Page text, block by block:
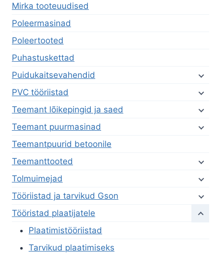
Mirka tooteuudised
Poleermasinad
Poleertooted
Puhastuskettad
Puidukaitsevahendid
PVC tööriistad
Teemant lõikepingid ja saed
Teemant puurmasinad
Teemantpuurid betoonile
Teemanttooted
Tolmuimejad
Tööriistad ja tarvikud Gson
Tööristad plaatijatele
Plaatimistööriistad
Tarvikud plaatimiseks